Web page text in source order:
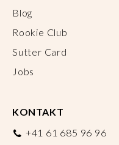
Blog
Rookie Club
Sutter Card
Jobs
KONTAKT
+41 61 685 96 96